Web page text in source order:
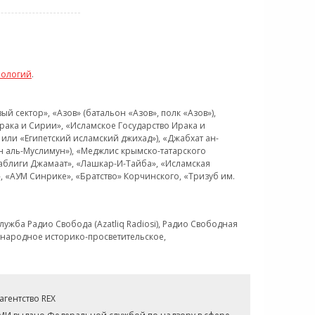
.
«Азов» (батальон «Азов», полк «Азов»),
и Сирии», «Исламское Государство Ирака и
«Египетский исламский джихад»), «Джабхат ан-
Муслимун»), «Меджлис крымско-татарского
Джамаат», «Лашкар-И-Тайба», «Исламская
Синрике», «Братство» Корчинского, «Тризуб им.
Радио Свобода (Azatliq Radiosi), Радио Свободная
историко-просветительское,
REX